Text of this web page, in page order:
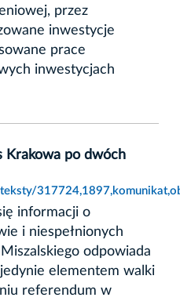
przez
inwestycje
prace
inwestycjach
Krakowa po dwóch
informacji o
i niespełnionych
odpowiada
elementem walki
referendum w